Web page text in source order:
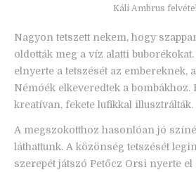
Káli Ambrus
Nagyon tetszett nekem, hogy
oldották meg a víz alatti
elnyerte a tetszését az embereknek,
Némóék elkeveredtek a bombákhoz.
kreatívan, fekete lufikkal illusztrálták.
A megszokotthoz hasonlóan jó
láthattunk. A közönség tetszését
szerepét játszó Petőcz Orsi nyerte el